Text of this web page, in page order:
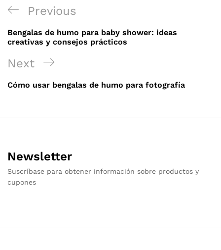
Navegación
de
entradas
Previous
Post
Previous
Bengalas de humo para baby shower: ideas
creativas y consejos prácticos
Next
Post
Next
Cómo usar bengalas de humo para fotografía
Newsletter
Suscríbase para obtener información sobre productos y
cupones